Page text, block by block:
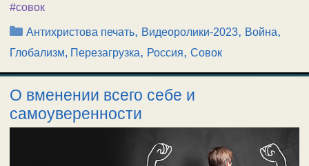
#совок
Рубрики
Антихристова печать, Видеоролики-2023, Война,
Глобализм, Перезагрузка, Россия, Совок
О вменении всего себе и
самоуверенности